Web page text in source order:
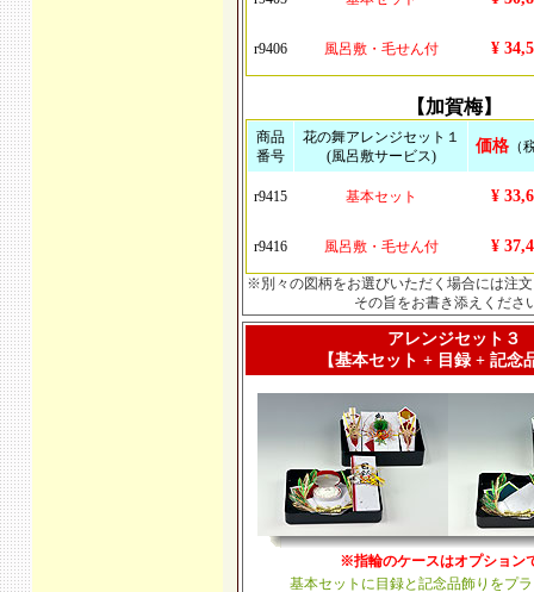
r9406 風呂敷・毛せん付 ¥
【加賀梅】
商品
番号
花の舞アレンジセット１
(風呂敷サービス)
価格 （
r9415 基本セット ¥
r9416 風呂敷・毛せん付 ¥
※別々の図柄をお選びいただく場合には注
その旨をお書き添えくださ
アレンジセット３
【基本セット + 目録 + 記念
※指輪のケースはオプション
基本セットに目録と記念品飾りをプ